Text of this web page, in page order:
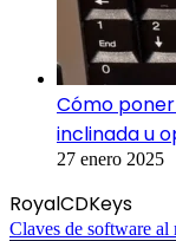
Cómo
inclinada u
27 enero 2025
RoyalCDKeys
Claves de software al